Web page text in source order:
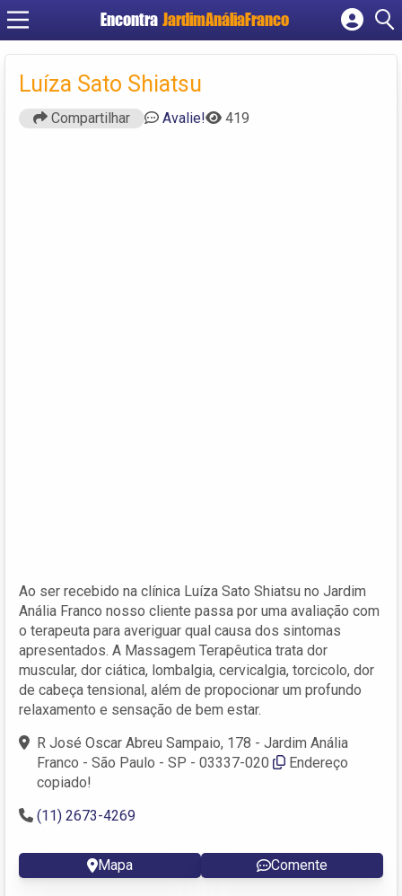
Encontra JardimAnáliaFranco
Cadastrar empresa
Criar conta
Luíza Sato Shiatsu
Compartilhar Avalie! 419
Ao ser recebido na clínica Luíza Sato Shiatsu no Jardim
Anália Franco nosso cliente passa por uma avaliação com
o terapeuta para averiguar qual causa dos sintomas
apresentados. A Massagem Terapêutica trata dor
muscular, dor ciática, lombalgia, cervicalgia, torcicolo, dor
de cabeça tensional, além de propocionar um profundo
relaxamento e sensação de bem estar.
R José Oscar Abreu Sampaio, 178 - Jardim Anália
Franco - São Paulo - SP - 03337-020
Endereço
copiado!
(11) 2673-4269
Mapa Comente